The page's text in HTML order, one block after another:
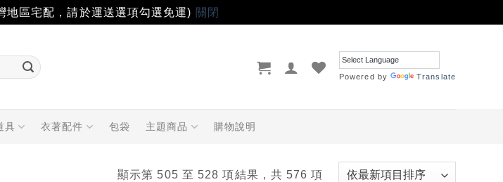
地區宅配，請於運送選項勾選免運) 關閉
Powered by Translate
具 衣著配件 包袋 主題商品 購物說明
顯示第 505 至 528 項結果，共 576 項